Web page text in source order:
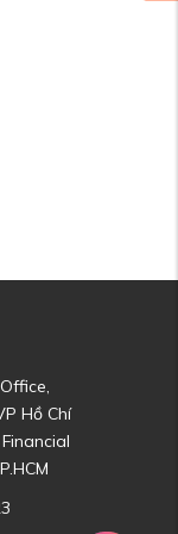
Hồ Chí